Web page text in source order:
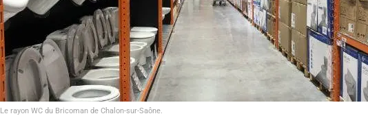
Le rayon WC du Bricoman de Chalon-sur-Saône.